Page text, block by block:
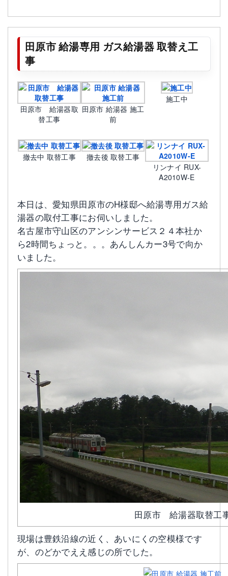
田原市 給湯専用 ガス給湯器 取替え工
事
田原市 給湯器取
替工事
田原市 給湯器 施工
前
施工中
撤去中 取替工事
撤去後 取替工事
リンナイ RUX-
A2010W-E
本日は、愛知県田原市のH様邸へ給湯専用ガス給
湯器の取付工事にお伺いしました。
名古屋市守山区のアンシンサービス２４本社か
ら2時間ちょっと。。。あんしんカー3号で向か
いました。
田原市 給湯器取替工
現場は豊鉄沿線の近く、あいにくの空模様です
が、のどかでええ感じの所でした。